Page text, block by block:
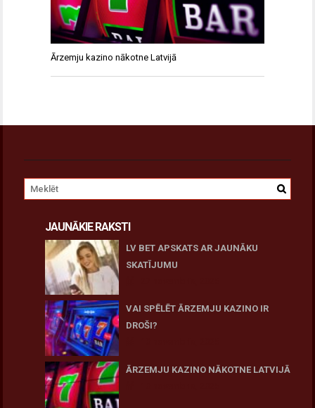
Ārzemju kazino nākotne Latvijā
JAUNĀKIE RAKSTI
LV BET APSKATS AR JAUNĀKU
SKATĪJUMU
VAI SPĒLĒT ĀRZEMJU KAZINO IR
DROŠI?
ĀRZEMJU KAZINO NĀKOTNE LATVIJĀ